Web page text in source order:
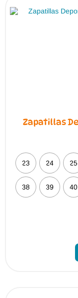
Zapatillas
23 24 25
38 39 40